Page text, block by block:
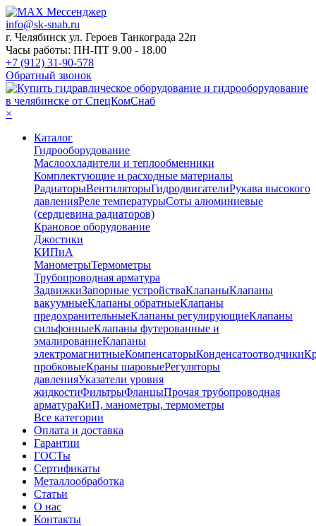
info@sk-snab.ru
г. Челябинск ул. Героев Танкограда 22п
Часы работы: ПН-ПТ 9.00 - 18.00
+7 (912) 31-90-578
Обратный звонок
×
Каталог
Гидрооборудование
Маслоохладители и теплообменники
Комплектующие и расходные материалы
РадиаторыВентиляторыГидродвигателиРукава высокого
давленияРеле температурыСоты алюминиевые
(сердцевина радиаторов)
Крановое оборудование
Джостики
КИПиА
МанометрыТермометры
Трубопроводная арматура
ЗадвижкиЗапорные устройстваКлапаныКлапаны
вакуумныеКлапаны обратныеКлапаны
предохранительныеКлапаны регулирующиеКлапаны
сильфонныеКлапаны футерованные и
эмалированнеКлапаны
электромагнитныеКомпенсаторыКонденсатоотводчики
пробковыеКраны шаровыеРегуляторы
давленияУказатели уровня
жидкостиФильтрыФланцыПрочая трубопроводная
арматураКиП, манометры, термометры
Все категории
Оплата и доставка
Гарантии
ГОСТы
Сертификаты
Металлообработка
Статьи
О нас
Контакты